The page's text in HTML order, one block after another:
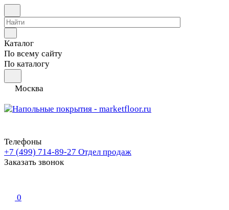
Каталог
По всему сайту
По каталогу
Москва
Телефоны
+7 (499) 714-89-27 Отдел продаж
Заказать звонок
0